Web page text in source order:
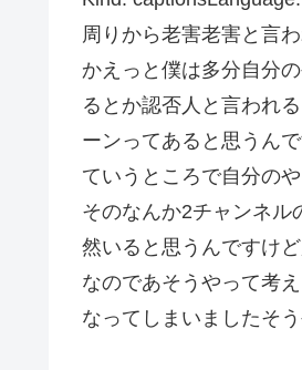
周りから老害老害と言
かえっと僕は多分自分
るとか認否人と言われ
ーンってあると思うん
ていうところで自分の
そのなんか2チャンネル
然いると思うんですけ
なのであそうやって考
なってしまいましたそ